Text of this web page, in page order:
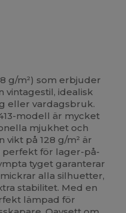
g/m²) som erbjuder
vintagestil, idealisk
eller vardagsbruk.
modell är mycket
mjukhet och
vikt på 128 g/m² är
perfekt för lager-på-
tyget garanterar
alla silhuetter,
stabilitet. Med en
lämpad för